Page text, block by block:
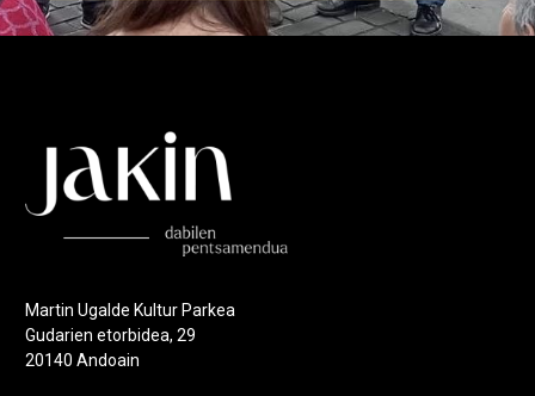
Martin Ugalde Kultur Parkea
Gudarien etorbidea, 29
20140 Andoain